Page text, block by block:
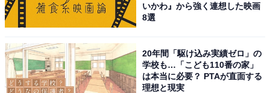
いかわ』から強く連想した映画
8選
20年間「駆け込み実績ゼロ」の
学校も…「こども110番の家」
は本当に必要？ PTAが直面する
理想と現実